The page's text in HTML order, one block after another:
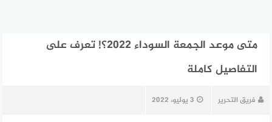
متى موعد الجمعة السوداء 2022؟! تعرف على
التفاصيل كاملة
فريق التحرير 3 يوليو، 2022